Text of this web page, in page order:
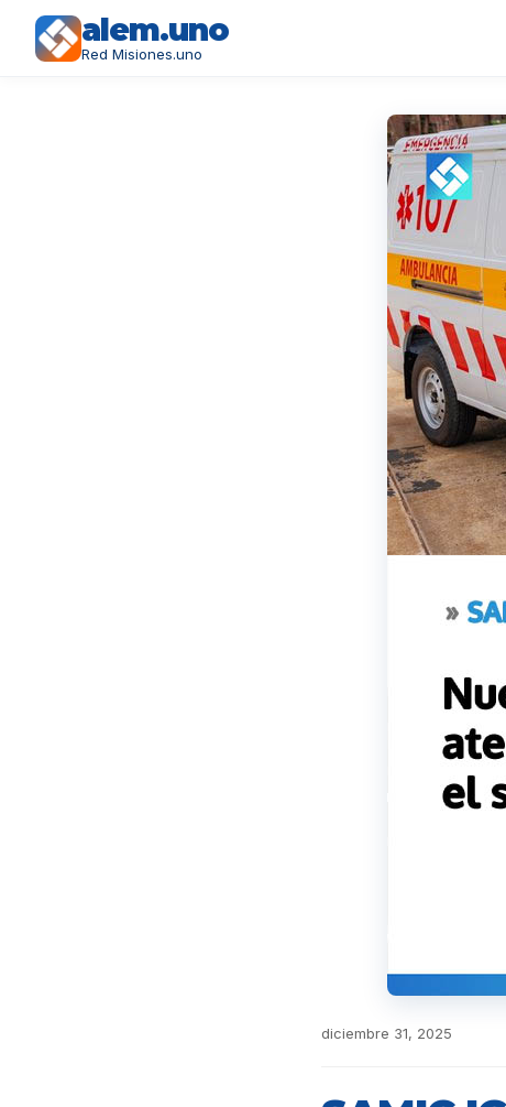
alem.uno
Red Misiones.uno
diciembre 31, 2025